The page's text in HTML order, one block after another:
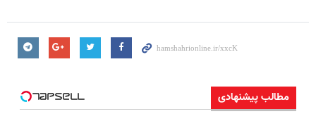
مطالب پیشنهادی